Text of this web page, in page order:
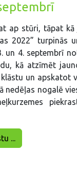
ap stūri, tāpat
2022” turpinās
un 4. septembrī
kā atzīmēt
un apskatot
nedēļas nogalē
...